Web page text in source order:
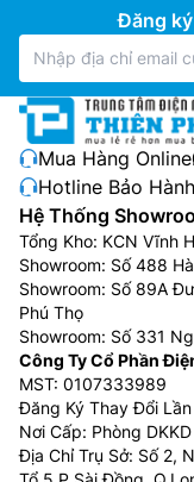
xuống bằng
ngưng hoạt
Môi chất lạnh
hơi thành dạng
lạnh lan tỏa
Ưu và nhược
chiều:
Ưu điểm của Điều
Lắp đặt và vận
Công suất da
48000BTU,
ở cho đến
Khả năng làm
tiện trong việc
Đăng
Mua Hàng
Hotline Bảo
Hệ Thống
Tổng Kho: KCN Vĩnh
Showroom: Số 488
Showroom: Số 89A
Phú Thọ
Showroom: Số 331
Công Ty Cổ Phần
MST: 0107333989
Đăng Ký Thay Đổi
Nơi Cấp: Phòng
Địa Chỉ Trụ Sở: Số 2,